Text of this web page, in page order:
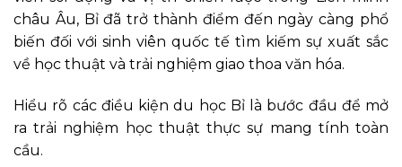
châu Âu, Bỉ đã trở thành điểm đến ngày càng phổ
biến đối với sinh viên quốc tế tìm kiếm sự xuất sắc
về học thuật và trải nghiệm giao thoa văn hóa.
Hiểu rõ các điều kiện du học Bỉ là bước đầu để mở
ra trải nghiệm học thuật thực sự mang tính toàn
cầu.